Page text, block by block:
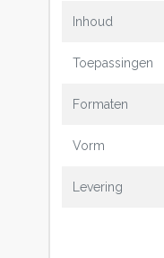
Inhoud
Toepassingen
Formaten
Vorm
Levering